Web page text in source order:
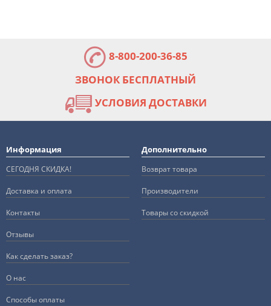
8-800-200-36-85
ЗВОНОК БЕСПЛАТНЫЙ
УСЛОВИЯ ДОСТАВКИ
Информация
СЕГОДНЯ СКИДКА!
Доставка и оплата
Контакты
Отзывы
Как сделать заказ?
О нас
Способы оплаты
Дополнительно
Возврат товара
Производители
Товары со скидкой